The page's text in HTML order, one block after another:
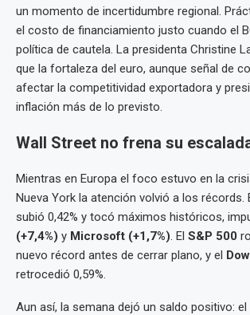
un momento de incertidumbre regional.
el costo de financiamiento justo cuando el
política de cautela. La presidenta Christine
que la fortaleza del euro, aunque señal de
afectar la competitividad exportadora y
inflación más de lo previsto.
Wall Street no frena su
Mientras en Europa el foco estuvo en la
Nueva York la atención volvió a los récords.
subió 0,42% y tocó máximos históricos,
(+7,4%) y Microsoft (+1,7%). El S&P 500
nuevo récord antes de cerrar plano, y el
retrocedió 0,59%.
Aun así, la semana dejó un saldo positivo: el